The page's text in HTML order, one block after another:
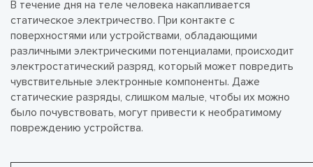
В течение дня на теле человека накапливается
статическое электричество. При контакте с
поверхностями или устройствами, обладающими
различными электрическими потенциалами, происходит
электростатический разряд, который может повредить
чувствительные электронные компоненты. Даже
статические разряды, слишком малые, чтобы их можно
было почувствовать, могут привести к необратимому
повреждению устройства.